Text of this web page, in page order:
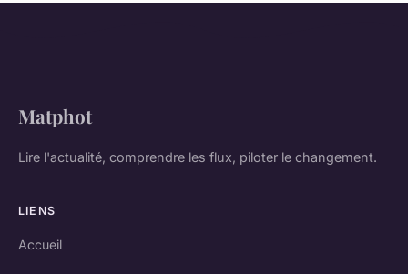
Matphot
Lire l'actualité, comprendre les flux, piloter le changement.
LIENS
Accueil